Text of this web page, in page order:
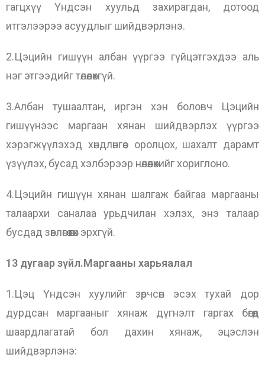
гагцхүү Үндсэн хуульд захирагдан, дотоод
итгэлээрээ асуудлыг шийдвэрлэнэ.
2.Цэцийн гишүүн албан үүргээ гүйцэтгэхдээ аль
нэг этгээдийг төлөөлөхгүй.
3.Албан тушаалтан, иргэн хэн боловч Цэцийн
гишүүнээс маргаан хянан шийдвэрлэх үүргээ
хэрэгжүүлэхэд хөндлөнгөөс оролцох, шахалт дарамт
үзүүлэх, бусад хэлбэрээр нөлөөлөхийг хориглоно.
4.Цэцийн гишүүн хянан шалгаж байгаа маргааны
талаархи саналаа урьдчилан хэлэх, энэ талаар
бусдад зөвлөгөө өгөх эрхгүй.
13 дугаар зүйл.Маргааны харьяалал
1.Цэц Үндсэн хуулийг зөрчсөн эсэх тухай дор
дурдсан маргааныг хянаж дүгнэлт гаргах бөгөөд
шаардлагатай бол дахин хянаж, эцэслэн
шийдвэрлэнэ: